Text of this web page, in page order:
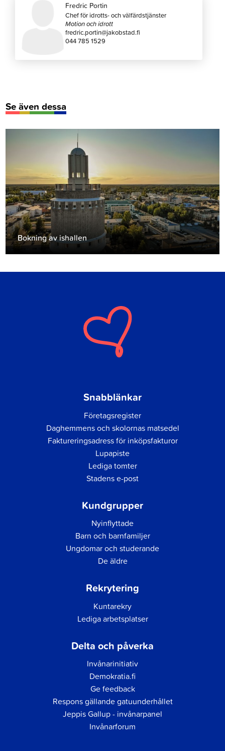
Fredric Portin
Chef för idrotts- och välfärdstjänster
Motion och idrott
fredric.portin@jakobstad.fi
044 785 1529
Se även dessa
Bokning av ishallen
Snabblänkar
Företagsregister
Daghemmens och skolornas matsedel
Faktureringsadress för inköpsfakturor
Lupapiste
Lediga tomter
Stadens e-post
Kundgrupper
Nyinflyttade
Barn och barnfamiljer
Ungdomar och studerande
De äldre
Rekrytering
Kuntarekry
Lediga arbetsplatser
Delta och påverka
Invånarinitiativ
Demokratia.fi
Ge feedback
Respons gällande gatuunderhållet
Jeppis Gallup - invånarpanel
Invånarforum